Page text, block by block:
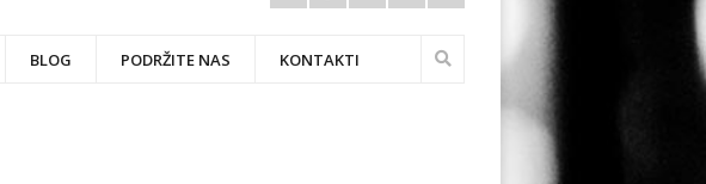
BLOG PODRŽITE NAS KONTAKTI